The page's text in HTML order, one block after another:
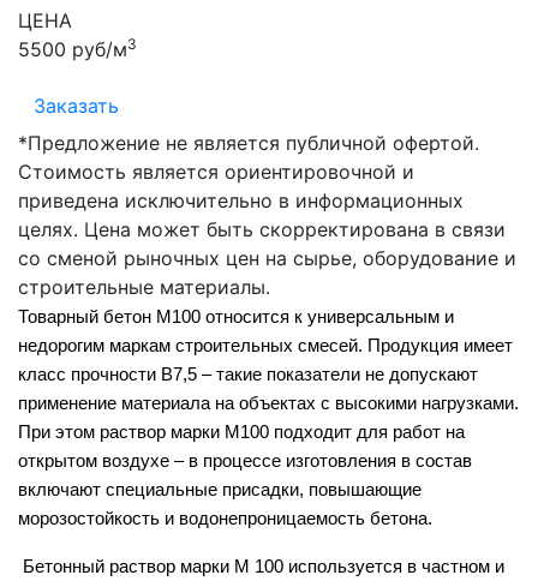
ЦЕНА
5500 руб/м3
Заказать
*Предложение не является публичной офертой.
Стоимость является ориентировочной и
приведена исключительно в информационных
целях. Цена может быть скорректирована в связи
со сменой рыночных цен на сырье, оборудование и
строительные материалы.
Товарный бетон М100 относится к универсальным и
недорогим маркам строительных смесей. Продукция имеет
класс прочности В7,5 – такие показатели не допускают
применение материала на объектах с высокими нагрузками.
При этом раствор марки М100 подходит для работ на
открытом воздухе – в процессе изготовления в состав
включают специальные присадки, повышающие
морозостойкость и водонепроницаемость бетона.
Бетонный раствор марки М 100 используется в частном и